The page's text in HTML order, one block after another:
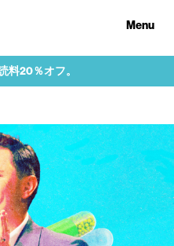
Menu
料20％オフ。